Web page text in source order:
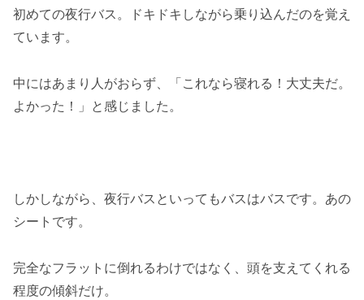
初めての夜行バス。
ドキドキしながら乗り込んだのを覚え
ています。
中にはあまり人がおらず、「これなら寝れる！大丈夫だ。
よかった！」と感じました。
しかしながら、夜行バスといってもバスはバスです。あの
シートです。
完全なフラットに倒れるわけではなく、頭を支えてくれる
程度の傾斜だけ。